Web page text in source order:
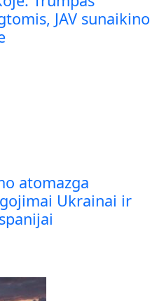
JAV sunaikino
atomazga
Ukrainai ir